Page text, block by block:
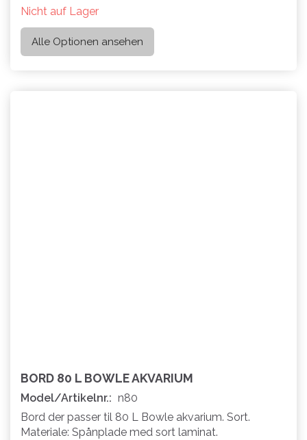
Nicht auf Lager
Alle Optionen ansehen
BORD 80 L BOWLE AKVARIUM
Model/Artikelnr.: n80
Bord der passer til 80 L Bowle akvarium. Sort.
Materiale: Spånplade med sort laminat.